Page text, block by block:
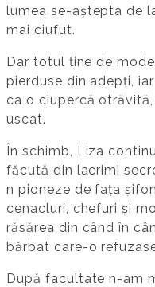
lumea se-aștepta de
mai ciufut.
Dar totul ține de
pierduse din adepți,
ca o ciupercă
uscat.
În schimb, Liza
făcută din lacrimi
n pioneze de fața
cenacluri, chefuri și
răsărea din când în
bărbat care-o
După facultate n-am